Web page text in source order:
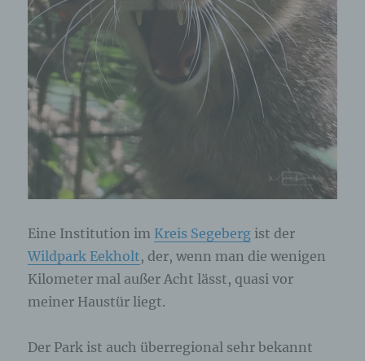
Eine Institution im Kreis Segeberg ist der
Wildpark Eekholt, der, wenn man die wenigen
Kilometer mal außer Acht lässt, quasi vor
meiner Haustür liegt.
Der Park ist auch überregional sehr bekannt